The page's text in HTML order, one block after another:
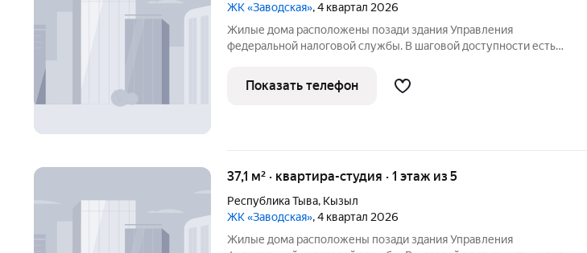
ЖК «Заводская», 4 квартал 2026
Жилые дома расположены позади здания Управления
федеральной налоговой службы. В шаговой доступности есть
общеобразовательная школа, рассчитанная на 825 учеников, и
дошкольное учреждение в микрорайоне Монгун.
Показать телефон
37,1 м² · квартира-студия · 1 этаж из 5
Республика Тыва, Кызыл
ЖК «Заводская», 4 квартал 2026
Жилые дома расположены позади здания Управления